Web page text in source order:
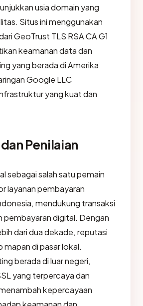
usia domain yang
Situs ini menggunakan
GeoTrust TLS RSA CA G1
keamanan data dan
yang berada di Amerika
Google LLC
yang kuat dan
Penilaian
sebagai salah satu pemain
layanan pembayaran
mendukung transaksi
pembayaran digital. Dengan
dari dua dekade, reputasi
mapan di pasar lokal.
berada di luar negeri,
yang terpercaya dan
kepercayaan